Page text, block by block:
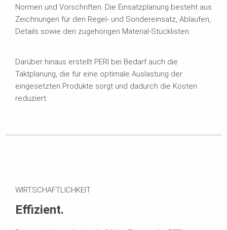
Normen und Vorschriften. Die Einsatzplanung besteht aus
Zeichnungen für den Regel- und Sondereinsatz, Abläufen,
Details sowie den zugehörigen Material-Stücklisten.
Darüber hinaus erstellt PERI bei Bedarf auch die
Taktplanung, die für eine optimale Auslastung der
eingesetzten Produkte sorgt und dadurch die Kosten
reduziert.
WIRTSCHAFTLICHKEIT
Effizient.